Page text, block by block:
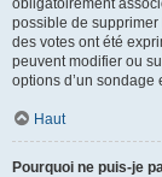
obligatoirement
possible de
des votes ont été
peuvent modifier ou
options d’un sondage
Haut
Pourquoi ne puis-je